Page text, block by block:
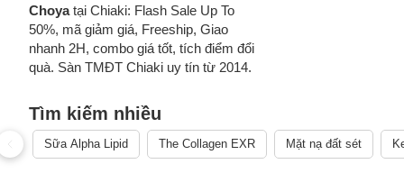
Choyatại Chiaki: Flash Sale Up To
50%, mã giảm giá, Freeship, Giao
nhanh 2H, combo giá tốt, tích điểm đổi
quà. Sàn TMĐT Chiaki uy tín từ 2014.
Tìm kiếm nhiều
Sữa Alpha Lipid The Collagen EXR Mặt nạ đất sét